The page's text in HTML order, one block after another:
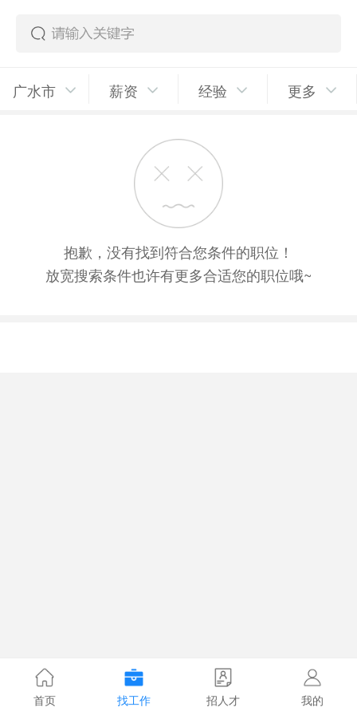
广水市 薪资 经验 更多
抱歉，没有找到符合您条件的职位！
放宽搜索条件也许有更多合适您的职位哦~
首页 找工作 招人才 我的